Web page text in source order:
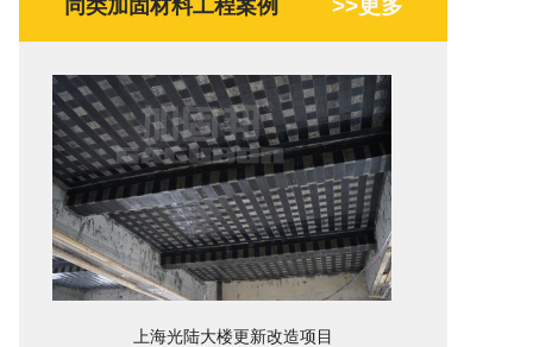
同类加固材料工程案例 >>更多
上海光陆大楼更新改造项目